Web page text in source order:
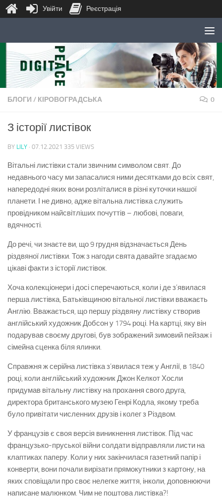
Skip to content
БЛОГИ / КІРОВОГРАДСЬКА 0
З історії листівок
BY LILY · 07.12.2021 335 VIEWS
Вітальні листівки стали звичним символом свят. До
недавнього часу ми запасалися ними десятками до всіх свят,
напередодні яких вони розліталися в різні куточки нашої
планети. І не дивно, адже вітальна листівка служить
провідником найсвітліших почуттів – любові, поваги,
вдячності.
До речі, чи знаєте ви, що 9 грудня відзначається День
різдвяної листівки. Тож з нагоди свята давайте згадаємо
цікаві факти з історії листівок.
Хоча колекціонери і досі сперечаються, коли і де з’явилася
перша листівка, Батьківщиною вітальної листівки вважаєть
Англію. Вважається, що першу різдвяну листівку створив
англійський художник Добсон у 1794 році. На картці, яку він
подарував своєму другові, був зображений зимовий пейзаж і
сімейна сценка біля ялинки.
Справжня ж серійна листівка з’явилася теж у Англії, в 1840
році, коли англійський художник Джон Келкот Хосли
придумав вітальну листівку на прохання свого друга,
директора британського музею Генрі Кодла, якому треба
було привітати численних друзів і колег з Різдвом.
У французів є своя версія виникнення листівок. Під час
французько-пруської війни солдати відправляли листи на
клаптиках паперу. Коли у них закінчилася газетний папір і
конверти, вони почали вирізати прямокутники з картону, на
яких сповіщали про своє нелегке життя, інколи, доповнюючи
написане малюнком. Чим не поштова листівка?!
Увійти Реєстрація